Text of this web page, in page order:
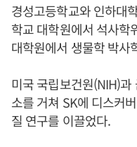
경성고등학교와 인하대
학교 대학원에서 석사학
대학원에서 생물학 박사
미국 국립보건원(NIH)
소를 거쳐 SK에 디스커
질 연구를 이끌었다.